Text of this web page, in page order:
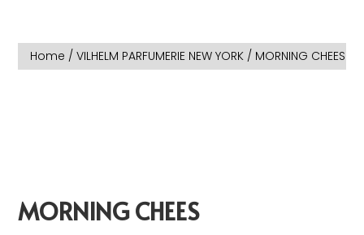
Home /VILHELM PARFUMERIE NEW YORK / MORNING CHEES
MORNING CHEES